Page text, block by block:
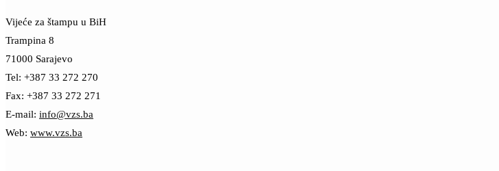
Vijeće za štampu u BiH
Trampina 8
71000 Sarajevo
Tel: +387 33 272 270
Fax: +387 33 272 271
E-mail: info@vzs.ba
Web: www.vzs.ba